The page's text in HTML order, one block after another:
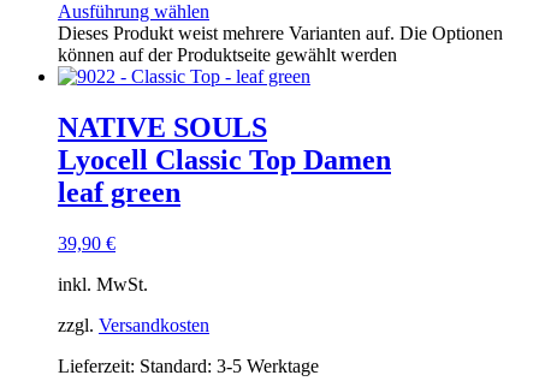
Ausführung wählen
Dieses Produkt weist mehrere Varianten auf. Die Optionen
können auf der Produktseite gewählt werden
NATIVE SOULS
Lyocell Classic Top Damen
leaf green
39,90 €
inkl. MwSt.
zzgl. Versandkosten
Lieferzeit: Standard: 3-5 Werktage